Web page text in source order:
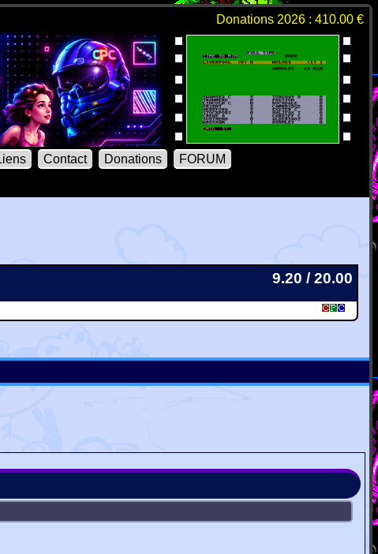
Donations 2026 : 410.00 €
Contact Donations
FORUM
9.20 / 20.00